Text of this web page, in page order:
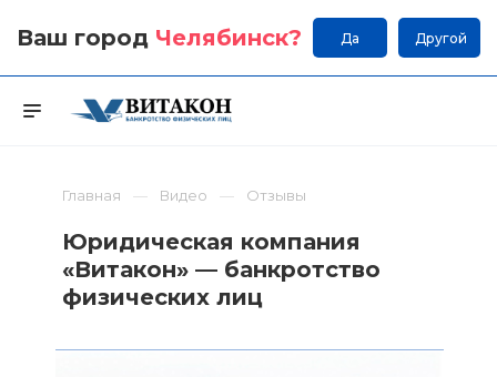
Ваш город Челябинск? Да Другой
Главная Видео Отзывы
Юридическая компания
«Витакон» — банкротство
физических лиц